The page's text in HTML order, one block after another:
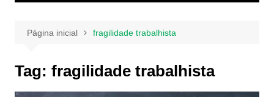
Página inicial fragilidade trabalhista
Tag: fragilidade trabalhista